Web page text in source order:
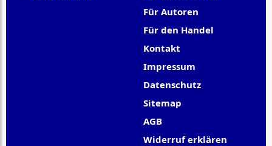
Für Autoren
Für den Handel
Kontakt
Impressum
Datenschutz
Sitemap
AGB
Widerruf erklären